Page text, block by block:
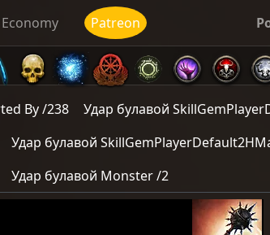
Economy Patreon
By /238
Удар булавой
Удар булавой
Удар булавой Monster /2